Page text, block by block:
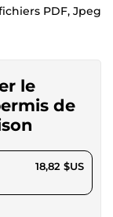
PDF, Jpeg
le
de
18,82 $US